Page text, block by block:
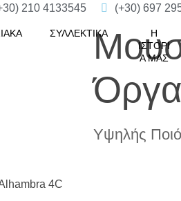
210 4133545 (+30) 697
ΣΥΛΛΕΚΤΙΚΆ
Η
ΙΣΤΟΡΊ
Α ΜΑΣ
Υψηλής
4C